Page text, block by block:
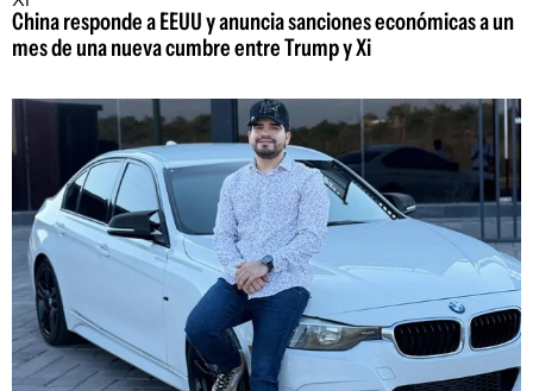
China responde a EEUU y anuncia sanciones económicas a un
mes de una nueva cumbre entre Trump y Xi